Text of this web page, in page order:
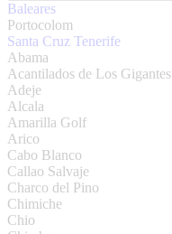
Baleares
Portocolom
Santa Cruz Tenerife
Abama
Acantilados de Los Gigantes
Adeje
Alcala
Amarilla Golf
Arico
Cabo Blanco
Callao Salvaje
Charco del Pino
Chimiche
Chio